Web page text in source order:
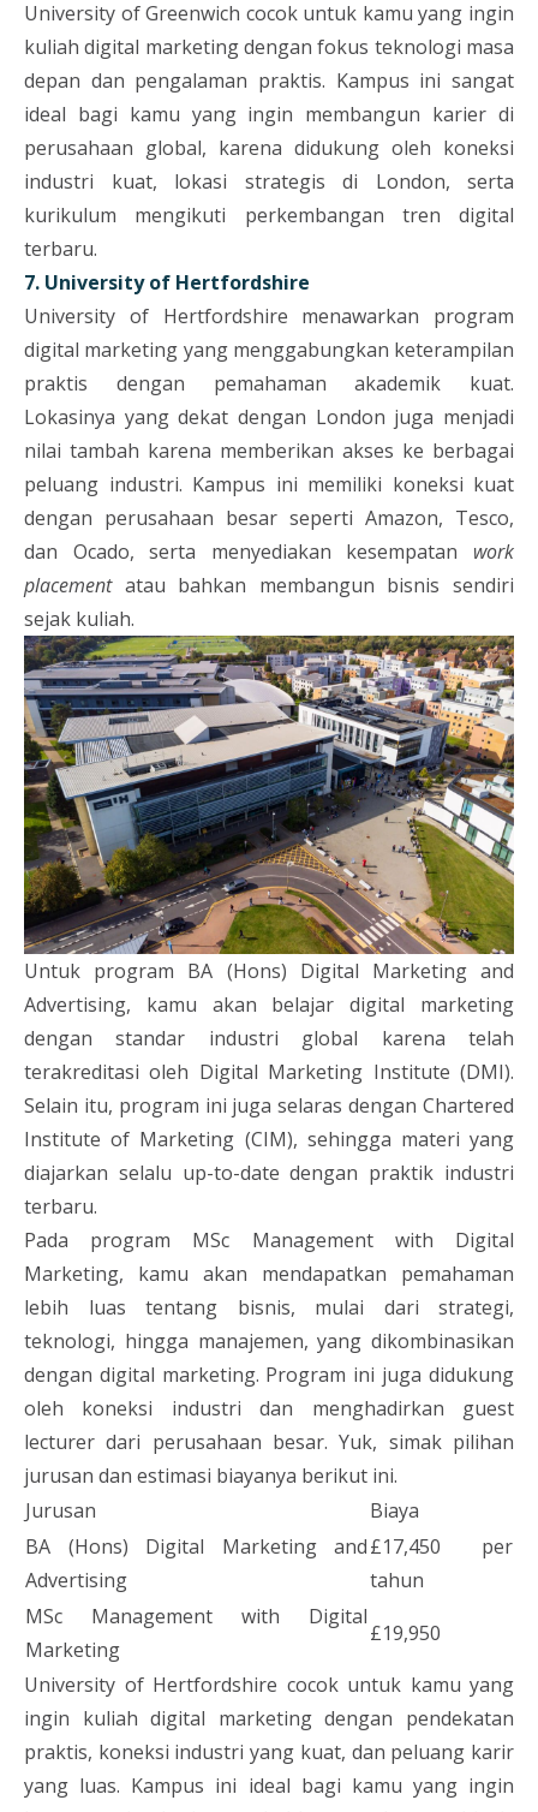
University of Greenwich cocok untuk kamu yang ingin
kuliah digital marketing dengan fokus teknologi masa
depan dan pengalaman praktis. Kampus ini sangat
ideal bagi kamu yang ingin membangun karier di
perusahaan global, karena didukung oleh koneksi
industri kuat, lokasi strategis di London, serta
kurikulum mengikuti perkembangan tren digital
terbaru.
7. University of Hertfordshire
University of Hertfordshire menawarkan program
digital marketing yang menggabungkan keterampilan
praktis dengan pemahaman akademik kuat.
Lokasinya yang dekat dengan London juga menjadi
nilai tambah karena memberikan akses ke berbagai
peluang industri. Kampus ini memiliki koneksi kuat
dengan perusahaan besar seperti Amazon, Tesco,
dan Ocado, serta menyediakan kesempatan work
placementatau bahkan membangun bisnis sendiri
sejak kuliah.
Untuk program BA (Hons) Digital Marketing and
Advertising, kamu akan belajar digital marketing
dengan standar industri global karena telah
terakreditasi oleh Digital Marketing Institute (DMI).
Selain itu, program ini juga selaras dengan Chartered
Institute of Marketing (CIM), sehingga materi yang
diajarkan selalu up-to-date dengan praktik industri
terbaru.
Pada program MSc Management with Digital
Marketing, kamu akan mendapatkan pemahaman
lebih luas tentang bisnis, mulai dari strategi,
teknologi, hingga manajemen, yang dikombinasikan
dengan digital marketing. Program ini juga didukung
oleh koneksi industri dan menghadirkan guest
lecturer dari perusahaan besar. Yuk, simak pilihan
jurusan dan estimasi biayanya berikut ini.
Jurusan
Biaya
BA (Hons) Digital Marketing and
Advertising
£17,450 per
tahun
MSc Management with Digital
Marketing
£19,950
University of Hertfordshire cocok untuk kamu yang
ingin kuliah digital marketing dengan pendekatan
praktis, koneksi industri yang kuat, dan peluang karir
yang luas. Kampus ini ideal bagi kamu yang ingin